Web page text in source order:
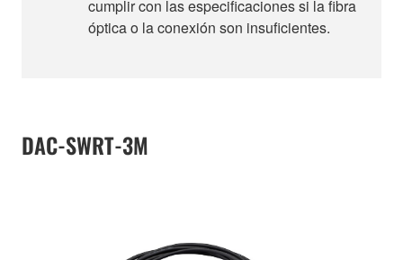
cumplir con las especificaciones si la fibra
óptica o la conexión son insuficientes.
DAC-SWRT-3M